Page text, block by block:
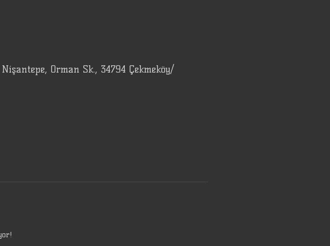
Orman Sk., 34794 Çekmeköy/